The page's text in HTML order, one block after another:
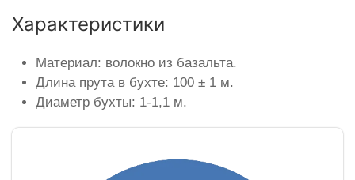
Характеристики
Материал: волокно из базальта.
Длина прута в бухте: 100 ± 1 м.
Диаметр бухты: 1-1,1 м.